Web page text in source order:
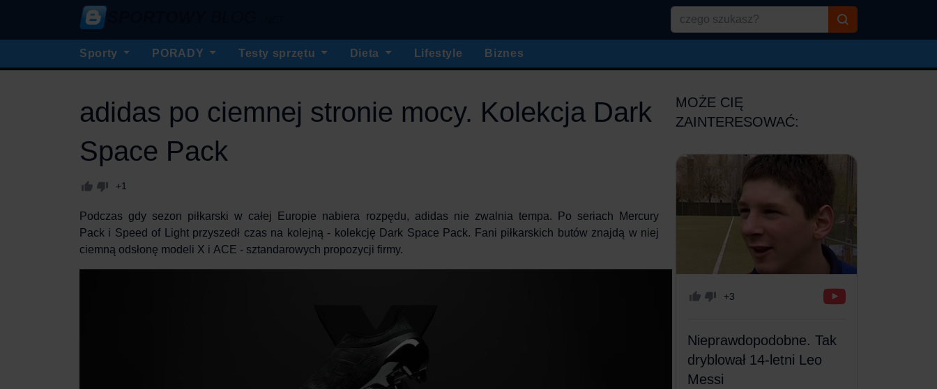
Sporty PORADY Testy sprzętu Dieta Lifestyle Biznes
adidas po ciemnej stronie mocy. Kolekcja Dark
Space Pack
+1
Podczas gdy sezon piłkarski w całej Europie nabiera rozpędu, adidas nie zwalnia tempa. Po seriach Mercury
Pack i Speed of Light przyszedł czas na kolejną - kolekcję Dark Space Pack. Fani piłkarskich butów znajdą w niej
ciemną odsłonę modeli X i ACE - sztandarowych propozycji firmy.
MOŻE CIĘ
ZAINTERESOWAĆ:
+3
Nieprawdopodobne. Tak
dryblował 14-letni Leo
Messi